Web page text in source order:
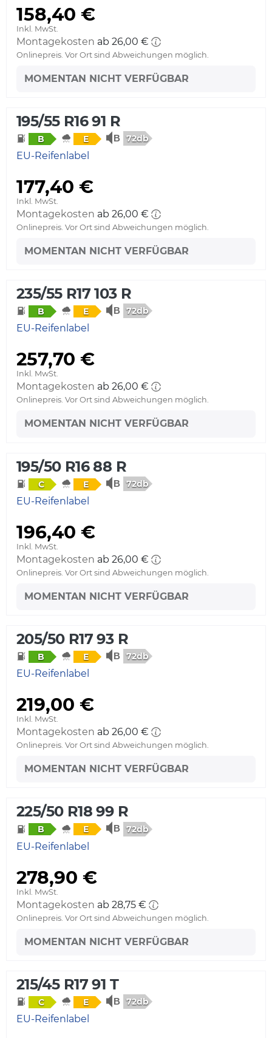
158,40 €
Inkl. MwSt.
Montagekosten ab 26,00 €
Onlinepreis. Vor Ort sind Abweichungen möglich.
MOMENTAN NICHT VERFÜGBAR
195/55 R16 91 R
B E 72db
EU-Reifenlabel
177,40 €
Inkl. MwSt.
Montagekosten ab 26,00 €
Onlinepreis. Vor Ort sind Abweichungen möglich.
MOMENTAN NICHT VERFÜGBAR
235/55 R17 103 R
B E 72db
EU-Reifenlabel
257,70 €
Inkl. MwSt.
Montagekosten ab 26,00 €
Onlinepreis. Vor Ort sind Abweichungen möglich.
MOMENTAN NICHT VERFÜGBAR
195/50 R16 88 R
C E 72db
EU-Reifenlabel
196,40 €
Inkl. MwSt.
Montagekosten ab 26,00 €
Onlinepreis. Vor Ort sind Abweichungen möglich.
MOMENTAN NICHT VERFÜGBAR
205/50 R17 93 R
B E 72db
EU-Reifenlabel
219,00 €
Inkl. MwSt.
Montagekosten ab 26,00 €
Onlinepreis. Vor Ort sind Abweichungen möglich.
MOMENTAN NICHT VERFÜGBAR
225/50 R18 99 R
B E 72db
EU-Reifenlabel
278,90 €
Inkl. MwSt.
Montagekosten ab 28,75 €
Onlinepreis. Vor Ort sind Abweichungen möglich.
MOMENTAN NICHT VERFÜGBAR
215/45 R17 91 T
C E 72db
EU-Reifenlabel